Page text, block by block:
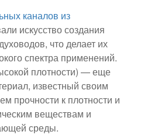
каналов из
искусство создания
что делает их
спектра применений.
плотности) — еще
известный своим
прочности к плотности и
веществам и
среды.